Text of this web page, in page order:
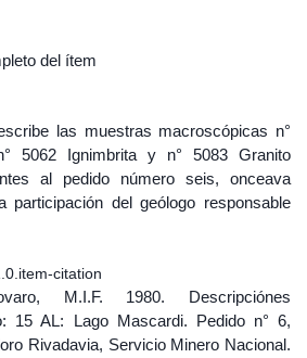
del ítem
las muestras macroscópicas n°
5062 Ignimbrita y n° 5083 Granito
al pedido número seis, onceava
participación del geólogo responsable
citation
M.I.F. 1980. Descripciónes
15 AL: Lago Mascardi. Pedido n° 6,
Rivadavia, Servicio Minero Nacional.